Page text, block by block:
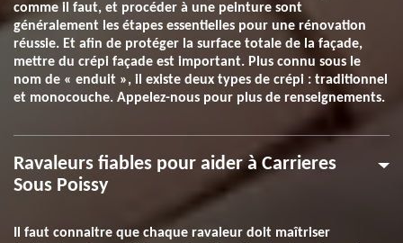
comme il faut, et procéder à une peinture sont
généralement les étapes essentielles pour une rénovation
réussie. Et afin de protéger la surface totale de la façade,
mettre du crépi façade est important. Plus connu sous le
nom de « enduit », il existe deux types de crépi : traditionnel
et monocouche. Appelez-nous pour plus de renseignements.
Ravaleurs fiables pour aider à Carrieres
Sous Poissy
Il faut connaitre que chaque ravaleur doit maîtriser